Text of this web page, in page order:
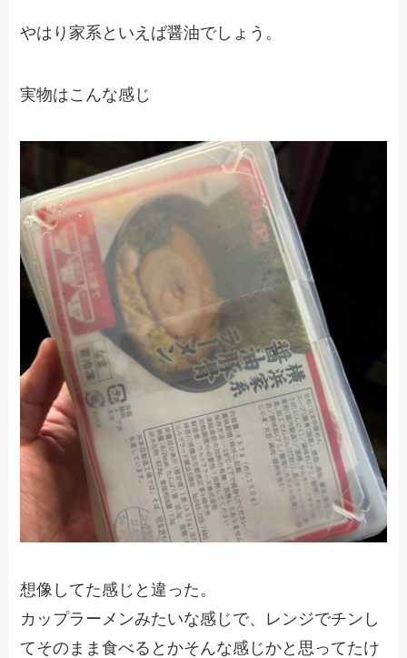
やはり家系といえば醤油でしょう。
実物はこんな感じ
想像してた感じと違った。
カップラーメンみたいな感じで、レンジでチンし
てそのまま食べるとかそんな感じかと思ってたけ